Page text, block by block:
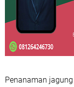
Penanaman